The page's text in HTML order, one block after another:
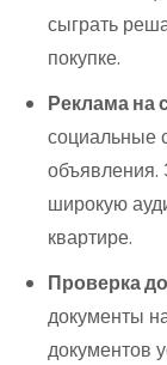
сыграть
покупке.
Реклама на
социальные
объявления.
широкую
квартире.
Проверка
документы
документов